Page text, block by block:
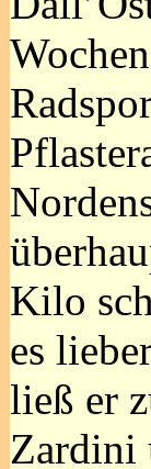
Kilo
es
ließ er
Zardini